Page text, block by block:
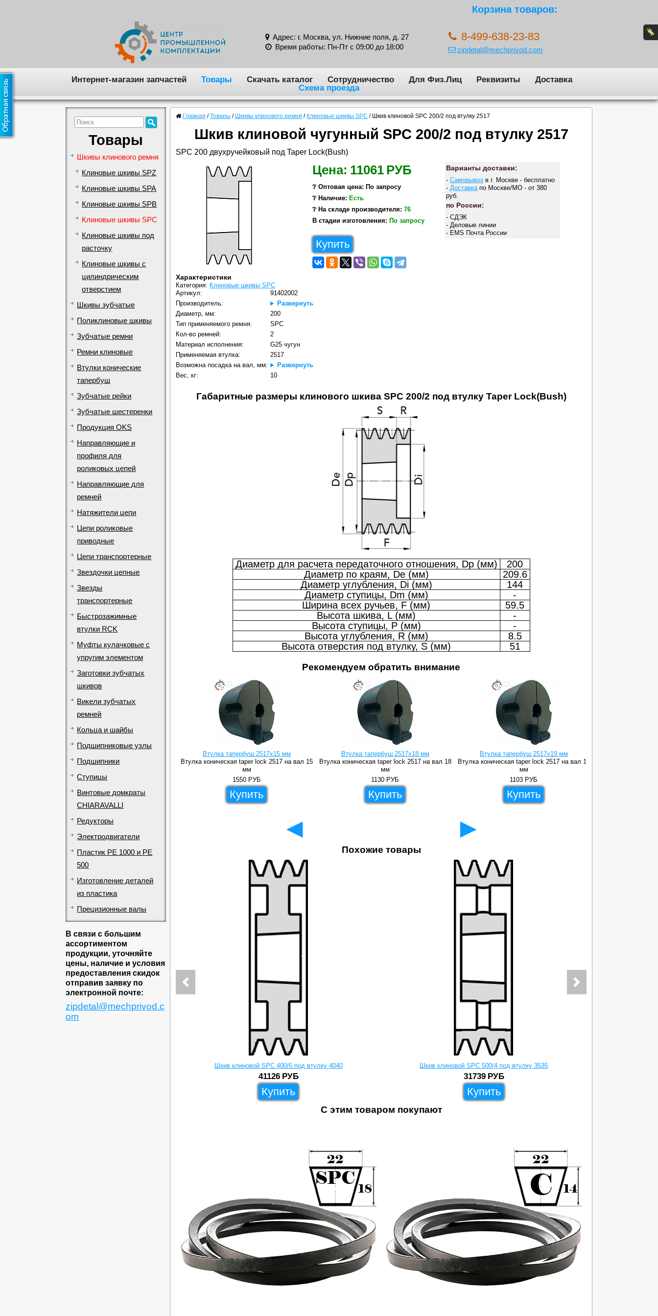
Корзина товаров:
Адрес: г. Москва, ул. Нижние поля, д. 27
Время работы: Пн-Пт с 09:00 до 18:00
8-499-638-23-83
zipdetal@mechprivod.com
Интернет-магазин запчастей Товары Скачать каталог Сотрудничество Для Физ.Лиц Реквизиты
Доставка
Схема проезда
Товары
Шкивы клинового ремня
Клиновые шкивы SPZ
Клиновые шкивы SPA
Клиновые шкивы SPB
Клиновые шкивы SPC
Клиновые шкивы под
расточку
Клиновые шкивы с
цилиндрическим
отверстием
Шкивы зубчатые
Поликлиновые шкивы
Зубчатые ремни
Ремни клиновые
Втулки конические
тапербуш
Зубчатые рейки
Зубчатые шестеренки
Продукция OKS
Направляющие и
профиля для
роликовых цепей
Направляющие для
ремней
Натяжители цепи
Цепи роликовые
приводные
Цепи транспортерные
Звездочки цепные
Звезды
транспортерные
Быстрозажимные
втулки RCK
Муфты кулачковые с
упругим элементом
Заготовки зубчатых
шкивов
Викели зубчатых
ремней
Кольца и шайбы
Подшипниковые узлы
Подшипники
Ступицы
Винтовые домкраты
CHIARAVALLI
Редукторы
Электродвигатели
Пластик PE 1000 и PE
500
Изготовление деталей
из пластика
Прецизионные валы
В связи с большим
ассортиментом
продукции, уточняйте
цены, наличие и условия
предоставления скидок
отправив заявку по
электронной почте:
zipdetal@mechprivod.c
om
Главная / Товары / Шкивы клинового ремня / Клиновые шкивы SPC / Шкив клиновой SPC 200/2 под втулку 2517
Шкив клиновой чугунный SPC 200/2 под втулку 2517
SPC 200 двухручейковый под Taper Lock(Bush)
Цена: 11061 РУБ
❔ Оптовая цена: По запросу
❔ Наличие: Есть
❔ На складе производителя: 76
В стадии изготовления: По запросу
Купить
Варианты доставки:
-Самовывоз в г. Москве - бесплатно
- Доставка по Москве/МО - от 380
руб.
по России:
- СДЭК
- Деловые линии
- EMS Почта России
Характеристики
Категория: Клиновые шкивы SPC
Артикул:
91402002
Производитель:
Развернуть
Диаметр, мм:
200
Тип применяемого ремня:
SPC
Кол-во ремней:
2
Материал исполнения:
G25 чугун
Применяемая втулка:
2517
Возможна посадка на вал, мм:
Развернуть
Вес, кг:
10
Габаритные размеры клинового шкива SPC 200/2 под втулку Taper Lock(Bush)
Диаметр для расчета передаточного отношения, Dp (мм)
200
Диаметр по краям, De (мм)
209.6
Диаметр углубления, Di (мм)
144
Диаметр ступицы, Dm (мм)
-
Ширина всех ручьев, F (мм)
59.5
Высота шкива, L (мм)
-
Высота ступицы, P (мм)
-
Высота углубления, R (мм)
8.5
Высота отверстия под втулку, S (мм)
51
Рекомендуем обратить внимание
Втулка тапербуш 2517x15 мм
Втулка коническая taper lock 2517 на вал 15
мм
1550 РУБ
Купить
Втулка тапербуш 2517x18 мм
Втулка коническая taper lock 2517 на вал 18
мм
1130 РУБ
Купить
Втулка тапербуш 2517x19 мм
Втулка коническая taper lock 2517 на вал 19
мм
1103 РУБ
Купить
◄ ►
Похожие товары
Шкив клиновой SPC 400/6 под втулку 4040
41126 РУБ
Купить
Шкив клиновой SPC 500/4 под втулку 3535
31739 РУБ
Купить
С этим товаром покупают